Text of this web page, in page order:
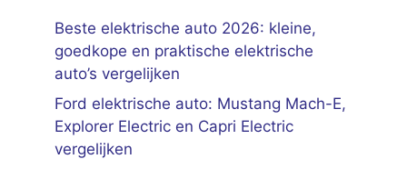
Beste elektrische auto 2026: kleine,
goedkope en praktische elektrische
auto’s vergelijken
Ford elektrische auto: Mustang Mach-E,
Explorer Electric en Capri Electric
vergelijken